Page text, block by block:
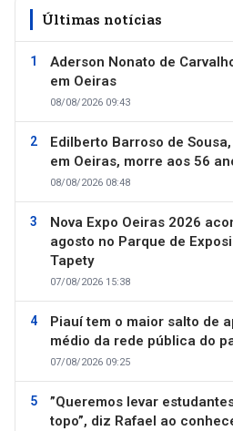
Últimas notícias
Aderson Nonato de
em Oeiras
08/08/2026 09:43
Edilberto Barroso de
em Oeiras, morre aos 56
08/08/2026 08:48
Nova Expo Oeiras 2026
agosto no Parque de
Tapety
07/08/2026 15:38
Piauí tem o maior salto de
médio da rede pública do
07/08/2026 09:25
”Queremos levar
topo”, diz Rafael ao